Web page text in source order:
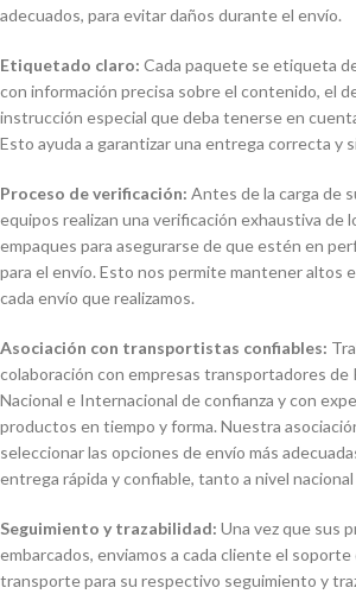
adecuados, para evitar daños durante el envío.
Etiquetado claro: Cada paquete se etiqueta
con información precisa sobre el contenido, el
instrucción especial que deba tenerse en
Esto ayuda a garantizar una entrega correcta y
Proceso de verificación: Antes de la carga de
equipos realizan una verificación exhaustiva de
empaques para asegurarse de que estén en
para el envío. Esto nos permite mantener altos
cada envío que realizamos.
Asociación con transportistas confiables:
colaboración con empresas transportadores de
Nacional e Internacional de confianza y con
productos en tiempo y forma. Nuestra
seleccionar las opciones de envío más
entrega rápida y confiable, tanto a nivel
Seguimiento y trazabilidad: Una vez que sus
embarcados, enviamos a cada cliente el
transporte para su respectivo seguimiento y